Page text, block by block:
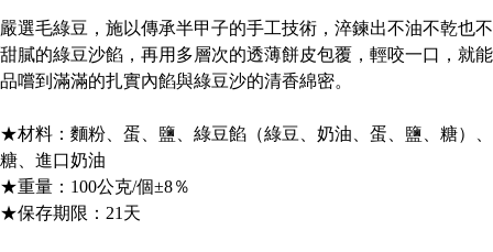
嚴選毛綠豆，施以傳承半甲子的手工技術，淬鍊出不油不乾也不
甜膩的綠豆沙餡，再用多層次的透薄餅皮包覆，輕咬一口，就能
品嚐到滿滿的扎實內餡與綠豆沙的清香綿密。
★材料：麵粉、蛋、鹽、綠豆餡（綠豆、奶油、蛋、鹽、糖）、
糖、進口奶油
★重量：100公克/個±8％
★保存期限：21天